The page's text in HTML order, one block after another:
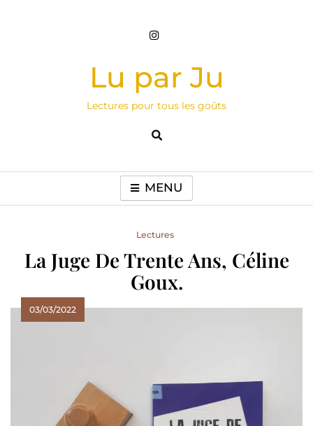
Lu par Ju
Lectures pour tous les goûts
MENU
Lectures
La Juge De Trente Ans, Céline
Goux.
03/03/2022